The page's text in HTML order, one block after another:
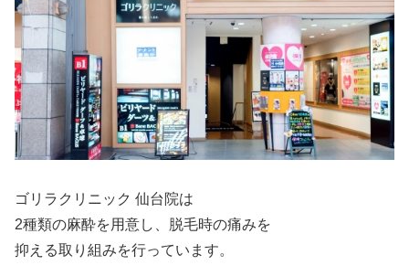
ゴリラクリニック 仙台院は
2種類の麻酔を用意し、脱毛時の痛みを
抑える取り組みを行っています。